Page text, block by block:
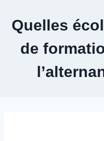
contenu
Quelles
de